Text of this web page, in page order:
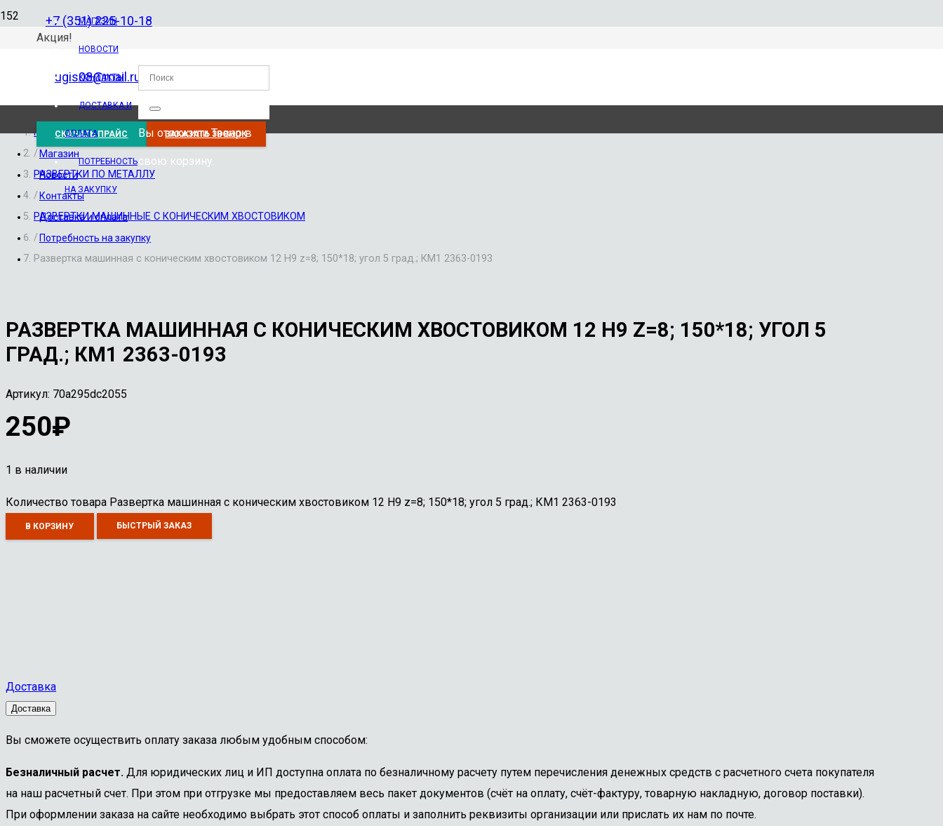
Акция!
+7 (351) 225-10-18
ugis08@mail.ru
СКАЧАТЬ ПРАЙС ЗАКАЗАТЬ ЗВОНОК
МАГАЗИН
НОВОСТИ
КОНТАКТЫ
ДОСТАВКА И
ОПЛАТА
ПОТРЕБНОСТЬ
НА ЗАКУПКУ
Вы отложилиТоварв
свою корзину.
Магазин
Новости
Контакты
Доставка и оплата
Потребность на закупку
Главная
/
РАЗВЕРТКИ ПО МЕТАЛЛУ
/
РАЗВЕРТКИ МАШИННЫЕ С КОНИЧЕСКИМ ХВОСТОВИКОМ
/
Развертка машинная с коническим хвостовиком 12 Н9 z=8; 150*18; угол 5 град.; КМ1 2363-0193
РАЗВЕРТКА МАШИННАЯ С КОНИЧЕСКИМ ХВОСТОВИКОМ 12 Н9 Z=8; 150*18; УГОЛ 5
ГРАД.; КМ1 2363-0193
Артикул: 70a295dc2055
250₽
1 в наличии
Количество товара Развертка машинная с коническим хвостовиком 12 Н9 z=8; 150*18; угол 5 град.; КМ1 2363-0193
В КОРЗИНУ БЫСТРЫЙ ЗАКАЗ
Доставка
Доставка
Вы сможете осуществить оплату заказа любым удобным способом:
Безналичный расчет. Для юридических лиц и ИП доступна оплата по безналичному расчету путем перечисления денежных средств с расчетного счета покупателя
на наш расчетный счет. При этом при отгрузке мы предоставляем весь пакет документов (счёт на оплату, счёт-фактуру, товарную накладную, договор поставки).
При оформлении заказа на сайте необходимо выбрать этот способ оплаты и заполнить реквизиты организации или прислать их нам по почте.